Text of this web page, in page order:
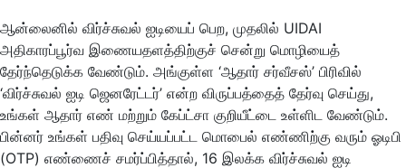
ஆன்லைனில் விர்ச்சுவல் ஐடியைப் பெற, முதலில் UIDAI
அதிகாரப்பூர்வ இணையதளத்திற்குச் சென்று மொழியைத்
தேர்ந்தெடுக்க வேண்டும். அங்குள்ள ‘ஆதார் சர்வீசஸ்’ பிரிவில்
‘விர்ச்சுவல் ஐடி ஜெனரேட்டர்’ என்ற விருப்பத்தைத் தேர்வு செய்து,
உங்கள் ஆதார் எண் மற்றும் கேப்ட்சா குறியீட்டை உள்ளிட வேண்டும்.
பின்னர் உங்கள் பதிவு செய்யப்பட்ட மொபைல் எண்ணிற்கு வரும் ஓடிபி
(OTP) எண்ணைச் சமர்ப்பித்தால், 16 இலக்க விர்ச்சுவல் ஐடி